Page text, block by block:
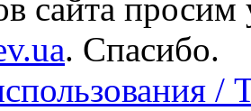
сайта просим
. Спасибо.
/